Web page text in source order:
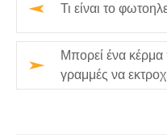
Τι είναι το
Μπορεί ένα κέρμα
γραμμές να